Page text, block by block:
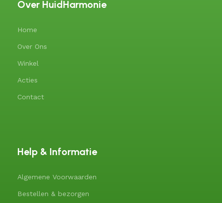
Over HuidHarmonie
Home
Over Ons
Winkel
Acties
Contact
Help & Informatie
Algemene Voorwaarden
Bestellen & bezorgen